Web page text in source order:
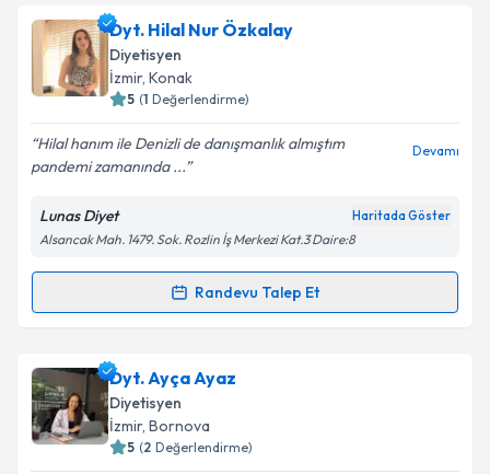
Dyt. Ezgi Seviç için randevu takvimi talebi oluşturun.
Size bu uzmandan randevu almanız için bir takvim
hazırlandığında e-posta ile bilgilendireceğiz.
Kişisel verilerimin işlenmesine ilişkin
Aydınlatma
Metni'ni okudum ve kişisel verilerimin belirtilen
kapsamda işlenmesini kabul ediyorum.
Dyt. Hilal Nur Özkalay
Diyetisyen
İzmir, Konak
5 (1 Değerlendirme)
Hilal hanım ile Denizli de danışmanlık almıştım
pandemi zamanında ...
Devamı
Lunas Diyet Haritada Göster
Alsancak Mah. 1479. Sok. Rozlin İş Merkezi Kat.3 Daire:8
Randevu Talep Et
Randevu Takvimi Talebi
Dyt. Hilal Nur Özkalay
oluşturun. Size bu uzmandan randevu almanız için bir
takvim hazırlandığında e-posta ile bilgilendireceğiz.
Dyt. Ayça Ayaz
Diyetisyen
İzmir, Bornova
5 (2 Değerlendirme)